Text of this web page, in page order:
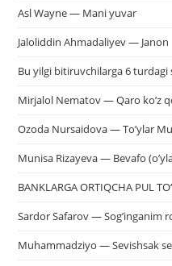
Asl Wayne — Mani yuvar
Jaloliddin Ahmadaliyev — Janon
Bu yilgi bitiruvchilarga 6
Mirjalol Nematov — Qaro ko’z
Ozoda Nursaidova — To’ylar
Munisa Rizayeva — Bevafo
BANKLARGA ORTIQCHA PUL
Sardor Safarov — Sog’inganim
Muhammadziyo — Sevishsak